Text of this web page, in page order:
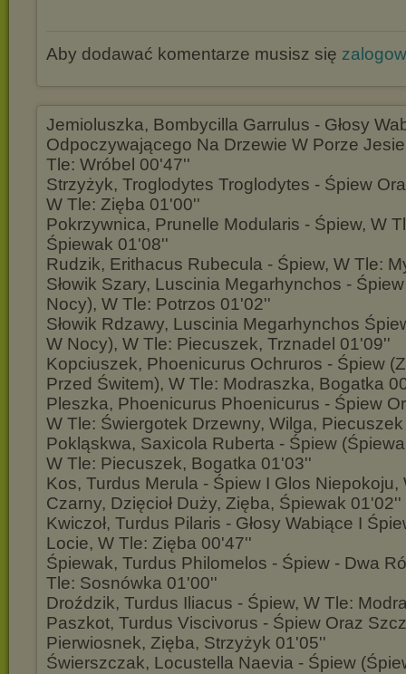
Aby dodawać komentarze musisz się
Jemioluszka, Bombycilla Garrulus - Głosy
Odpoczywającego Na Drzewie W Porze
Tle: Wróbel 00'47''
Strzyżyk, Troglodytes Troglodytes - Śpiew
W Tle: Zięba 01'00''
Pokrzywnica, Prunelle Modularis - Śpiew, W
Śpiewak 01'08''
Rudzik, Erithacus Rubecula - Śpiew, W Tle:
Słowik Szary, Luscinia Megarhynchos -
Nocy), W Tle: Potrzos 01'02''
Słowik Rdzawy, Luscinia Megarhynchos
W Nocy), W Tle: Piecuszek, Trznadel 01'09''
Kopciuszek, Phoenicurus Ochruros - Śpiew
Przed Świtem), W Tle: Modraszka, Bogatka
Pleszka, Phoenicurus Phoenicurus - Śpiew
W Tle: Świergotek Drzewny, Wilga,
Pokląskwa, Saxicola Ruberta - Śpiew
W Tle: Piecuszek, Bogatka 01'03''
Kos, Turdus Merula - Śpiew I Glos Niepokoju,
Czarny, Dzięcioł Duży, Zięba, Śpiewak 01'02''
Kwiczoł, Turdus Pilaris - Głosy Wabiące I
Locie, W Tle: Zięba 00'47''
Śpiewak, Turdus Philomelos - Śpiew - Dwa
Tle: Sosnówka 01'00''
Droździk, Turdus Iliacus - Śpiew, W Tle:
Paszkot, Turdus Viscivorus - Śpiew Oraz
Pierwiosnek, Zięba, Strzyżyk 01'05''
Świerszczak, Locustella Naevia - Śpiew